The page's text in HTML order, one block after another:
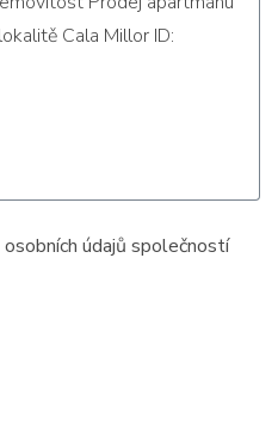
osobních údajů společností